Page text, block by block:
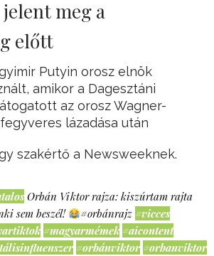
meg a
előtt
Putyin orosz elnök
amikor a Dagesztáni
az orosz Wagner-
lázadása után
szakértő a Newsweeknek.
Orbán Viktor rajza: kiszúrtam rajta
sem beszél!
#orbánrajz #vicces
#magyarmémek #aicontent
#orbánviktor #orbanviktor